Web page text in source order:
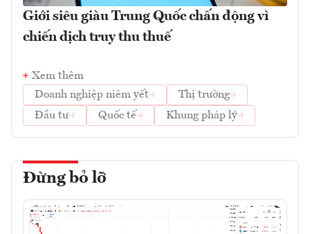
Giới siêu giàu Trung Quốc chấn động vì
chiến dịch truy thu thuế
Xem thêm
Doanh nghiệp niêm yết
Thị trường
Đầu tư
Quốc tế Khung pháp lý
Đừng bỏ lỡ